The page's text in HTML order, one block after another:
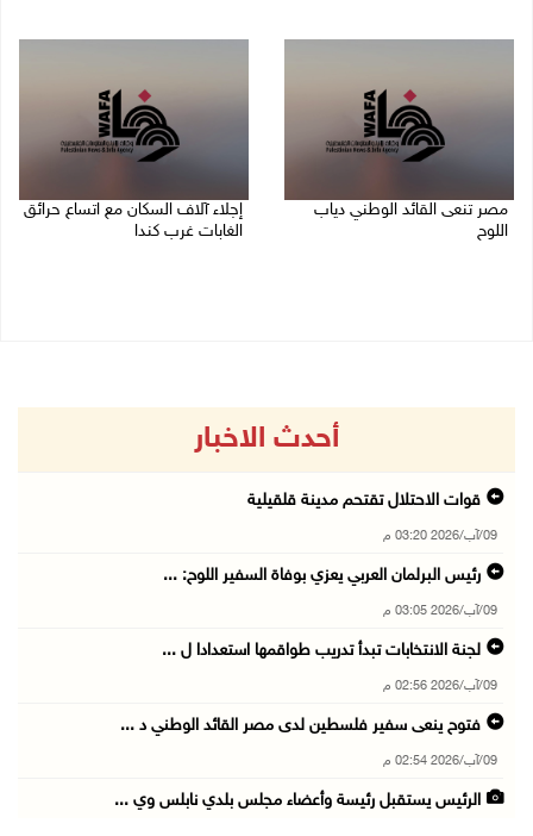
مصر تنعى القائد الوطني دياب
اللوح
إجلاء آلاف السكان مع اتساع حرائق
الغابات غرب كندا
أحدث الاخبار
قوات الاحتلال تقتحم مدينة قلقيلية
09/آب/2026 03:20 م
رئيس البرلمان العربي يعزي بوفاة السفير اللوح: ...
09/آب/2026 03:05 م
لجنة الانتخابات تبدأ تدريب طواقمها استعدادا ل ...
09/آب/2026 02:56 م
فتوح ينعى سفير فلسطين لدى مصر القائد الوطني د ...
09/آب/2026 02:54 م
الرئيس يستقبل رئيسة وأعضاء مجلس بلدي نابلس وي ...